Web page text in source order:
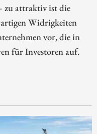
zu attraktiv ist die
Widrigkeiten
vor, die in
für Investoren auf.